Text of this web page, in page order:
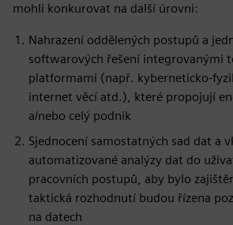
mohli konkurovat na další úrovni:
Nahrazení oddělených postupů a
softwarových řešení integrovanými
platformami (např. kyberneticko-
internet věcí atd.), které propojují
a/nebo celý podnik
Sjednocení samostatných sad dat a
automatizované analýzy dat do
pracovních postupů, aby bylo
taktická rozhodnutí budou řízena
na datech